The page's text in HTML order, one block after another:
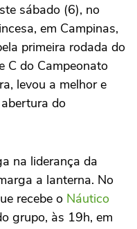
sábado (6), no
em Campinas,
primeira rodada do
C do Campeonato
levou a melhor e
do
na liderança da
a lanterna. No
recebe o Náutico
grupo, às 19h, em